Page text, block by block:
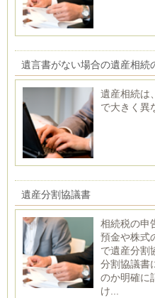
遺言書がない場合の遺産相続
遺産相続は
で大きく異
遺産分割協議書
相続税の申
預金や株式
で遺産分割
分割協議書
のか明確に
け...